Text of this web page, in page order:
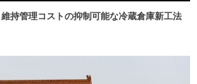
維持管理コストの抑制可能な冷蔵倉庫新工法